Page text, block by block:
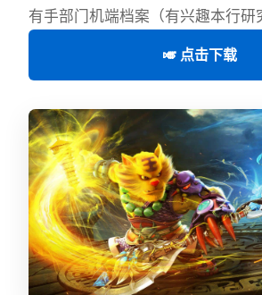
有手部门机端档案（有兴趣本行研
🎺 点击下载